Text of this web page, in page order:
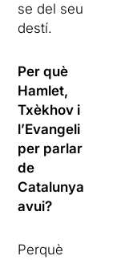
se del seu
destí.
Per què
Hamlet,
Txèkhov i
l’Evangeli
per parlar
de
Catalunya
avui?
Perquè